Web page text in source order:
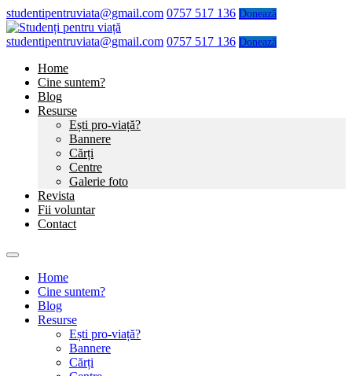
studentipentruviata@gmail.com 0757 517 136 Donează
studentipentruviata@gmail.com 0757 517 136 Donează
Home
Cine suntem?
Blog
Resurse
Ești pro-viață?
Bannere
Cărți
Centre
Galerie foto
Revista
Fii voluntar
Contact
Home
Cine suntem?
Blog
Resurse
Ești pro-viață?
Bannere
Cărți